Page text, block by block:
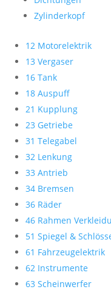
Zylinderkopf
12 Motorelektrik
13 Vergaser
16 Tank
18 Auspuff
21 Kupplung
23 Getriebe
31 Telegabel
32 Lenkung
33 Antrieb
34 Bremsen
36 Räder
46 Rahmen
51 Spiegel &
61 Fahrzeugelektrik
62 Instrumente
63 Scheinwerfer